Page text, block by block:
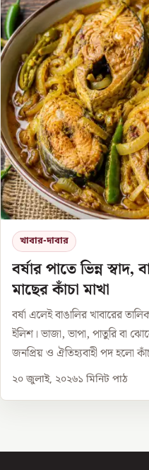
খাবার-দাবার
বর্ষার পাতে ভিন্ন
মাছের কাঁচা মাখা
বর্ষা এলেই বাঙালির খাবারের
ইলিশ। ভাজা, ভাপা, পাতুরি বা
জনপ্রিয় ও ঐতিহ্যবাহী পদ হলো
২০ জুলাই, ২০২৬১ মিনিট পাঠ